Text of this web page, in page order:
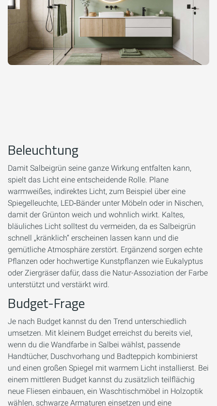
Beleuchtung
Damit Salbeigrün seine ganze Wirkung entfalten kann,
spielt das Licht eine entscheidende Rolle. Plane
warmweißes, indirektes Licht, zum Beispiel über eine
Spiegelleuchte, LED‑Bänder unter Möbeln oder in Nischen,
damit der Grünton weich und wohnlich wirkt. Kaltes,
bläuliches Licht solltest du vermeiden, da es Salbeigrün
schnell „kränklich“ erscheinen lassen kann und die
gemütliche Atmosphäre zerstört. Ergänzend sorgen echte
Pflanzen oder hochwertige Kunstpflanzen wie Eukalyptus
oder Ziergräser dafür, dass die Natur-Assoziation der Farbe
unterstützt und verstärkt wird.
Budget-Frage
Je nach Budget kannst du den Trend unterschiedlich
umsetzen. Mit kleinem Budget erreichst du bereits viel,
wenn du die Wandfarbe in Salbei wählst, passende
Handtücher, Duschvorhang und Badteppich kombinierst
und einen großen Spiegel mit warmem Licht installierst. Bei
einem mittleren Budget kannst du zusätzlich teilflächig
neue Fliesen einbauen, ein Waschtischmöbel in Holzoptik
wählen, schwarze Armaturen einsetzen und eine